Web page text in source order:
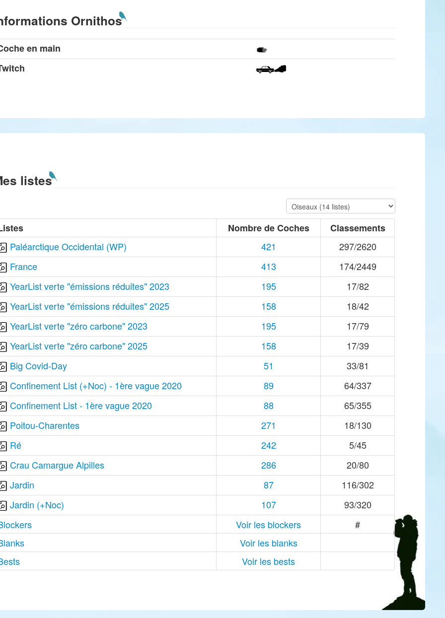
Ornithos
en main
listes
Nombre de Coches
Classements
Paléarctique Occidental (WP)
421
297/2620
France
413
174/2449
YearList verte "émissions réduites" 2023
195
17/82
YearList verte "émissions réduites" 2025
158
18/42
YearList verte "zéro carbone" 2023
195
17/79
YearList verte "zéro carbone" 2025
158
17/39
Big Covid-Day
51
33/81
Confinement List (+Noc) - 1ère vague 2020
89
64/337
Confinement List - 1ère vague 2020
88
65/355
Poitou-Charentes
271
18/130
Ré
242
5/45
Crau Camargue Alpilles
286
20/80
Jardin
87
116/302
Jardin (+Noc)
107
93/320
Voir les blockers
#
Voir les blanks
Voir les bests